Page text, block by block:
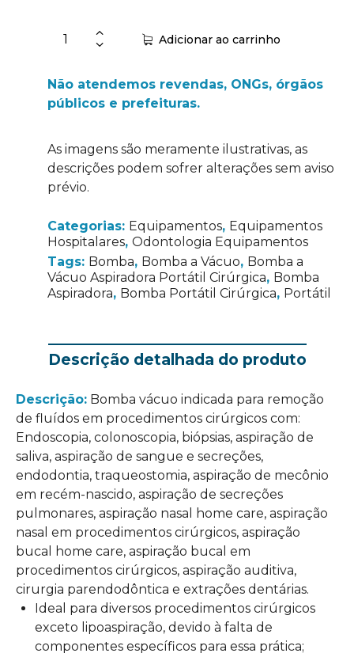
Adicionar ao carrinho
Não atendemos revendas, ONGs, órgãos
públicos e prefeituras.
As imagens são meramente ilustrativas, as
descrições podem sofrer alterações sem aviso
prévio.
Categorias: Equipamentos, Equipamentos
Hospitalares, Odontologia Equipamentos
Tags: Bomba, Bomba a Vácuo, Bomba a
Vácuo Aspiradora Portátil Cirúrgica, Bomba
Aspiradora, Bomba Portátil Cirúrgica, Portátil
Descrição detalhada do produto
Descrição: Bomba vácuo indicada para remoção
de fluídos em procedimentos cirúrgicos com:
Endoscopia, colonoscopia, biópsias, aspiração de
saliva, aspiração de sangue e secreções,
endodontia, traqueostomia, aspiração de mecônio
em recém-nascido, aspiração de secreções
pulmonares, aspiração nasal home care, aspiração
nasal em procedimentos cirúrgicos, aspiração
bucal home care, aspiração bucal em
procedimentos cirúrgicos, aspiração auditiva,
cirurgia parendodôntica e extrações dentárias.
Ideal para diversos procedimentos cirúrgicos
exceto lipoaspiração, devido à falta de
componentes específicos para essa prática;